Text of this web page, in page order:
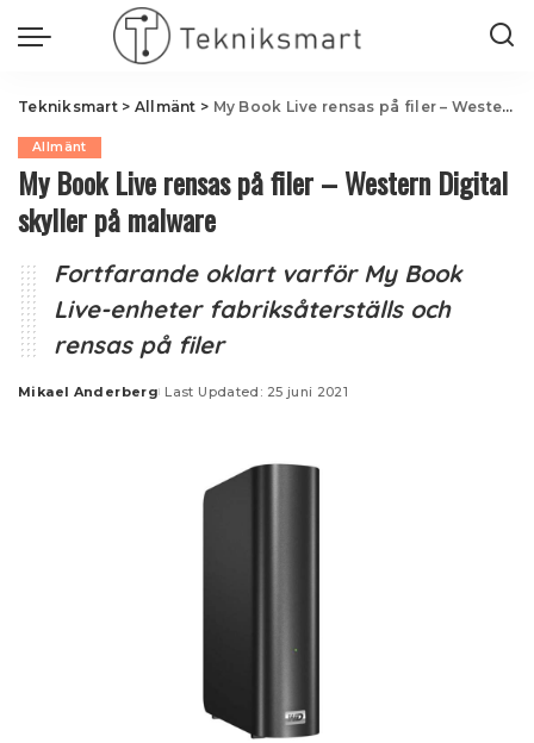
Tekniksmart> Allmänt > My Book Live rensas på filer – Western Digital skyller på malware
Allmänt
My Book Live rensas på filer – Western Digital
skyller på malware
Fortfarande oklart varför My Book
Live-enheter fabriksåterställs och
rensas på filer
Posted
Mikael Anderberg Last Updated: 25 juni 2021